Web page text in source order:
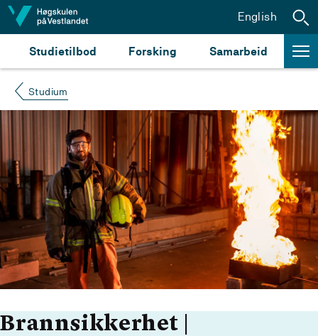
Hopp til innhald
Studietilbod Forsking Samarbeid
English
Studium
Brannsikkerhet |